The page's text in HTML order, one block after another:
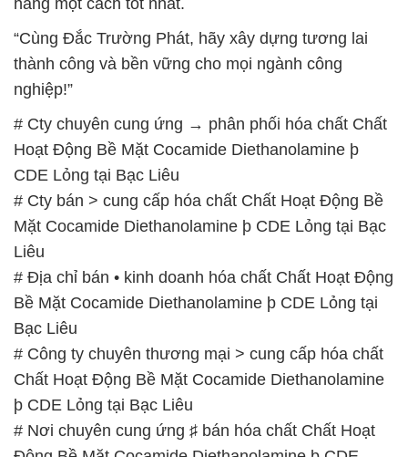
# Cty chuyên cung ứng → phân phối hóa chất Chất
Hoạt Động Bề Mặt Cocamide Diethanolamine þ
CDE Lỏng tại Bạc Liêu
# Cty bán > cung cấp hóa chất Chất Hoạt Động Bề
Mặt Cocamide Diethanolamine þ CDE Lỏng tại Bạc
Liêu
# Địa chỉ bán • kinh doanh hóa chất Chất Hoạt Động
Bề Mặt Cocamide Diethanolamine þ CDE Lỏng tại
Bạc Liêu
# Công ty chuyên thương mại > cung cấp hóa chất
Chất Hoạt Động Bề Mặt Cocamide Diethanolamine
þ CDE Lỏng tại Bạc Liêu
# Nơi chuyên cung ứng ♯ bán hóa chất Chất Hoạt
Động Bề Mặt Cocamide Diethanolamine þ CDE
Lỏng tại Bạc Liêu
# Cty chuyên kinh doanh ≤ cung cấp hóa chất Chất
Hoạt Động Bề Mặt Cocamide Diethanolamine þ
CDE Lỏng tại Bạc Liêu